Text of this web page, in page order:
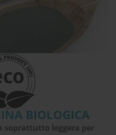
BIOLOGICA
soprattutto leggera per